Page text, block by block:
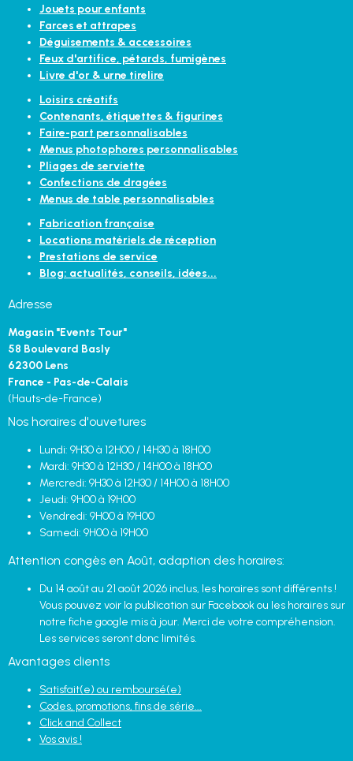
Jouets pour enfants
Farces et attrapes
Déguisements & accessoires
Feux d'artifice, pétards, fumigènes
Livre d'or & urne tirelire
Loisirs créatifs
Contenants, étiquettes & figurines
Faire-part personnalisables
Menus photophores personnalisables
Pliages de serviette
Confections de dragées
Menus de table personnalisables
Fabrication française
Locations matériels de réception
Prestations de service
Blog: actualités, conseils, idées...
Adresse
Magasin "Events Tour"
58 Boulevard Basly
62300 Lens
France - Pas-de-Calais
(Hauts-de-France)
Nos horaires d'ouvetures
Lundi: 9H30 à 12H00 / 14H30 à 18H00
Mardi: 9H30 à 12H30 / 14H00 à 18H00
Mercredi: 9H30 à 12H30 / 14H00 à 18H00
Jeudi: 9H00 à 19H00
Vendredi: 9H00 à 19H00
Samedi: 9H00 à 19H00
Attention congès en Août, adaption des horaires:
Du 14 août au 21 août 2026 inclus, les horaires sont différents !
Vous pouvez voir la publication sur Facebook ou les horaires sur
notre fiche google mis à jour. Merci de votre compréhension.
Les services seront donc limités.
Avantages clients
Satisfait(e) ou remboursé(e)
Codes, promotions, fins de série...
Click and Collect
Vos avis !